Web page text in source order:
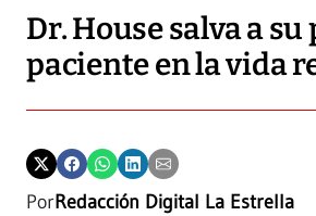
Dr. House salva a
paciente en la vida
PorRedacción Digital La Estrella